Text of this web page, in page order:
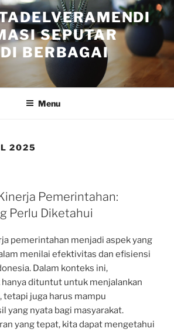
SEPUTAR
BERBAGAI
Menu
2025
Pemerintahan:
Perlu Diketahui
pemerintahan menjadi aspek yang
menilai efektivitas dan efisiensi
Dalam konteks ini,
dituntut untuk menjalankan
juga harus mampu
yang nyata bagi masyarakat.
yang tepat, kita dapat mengetahui